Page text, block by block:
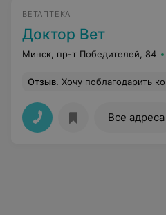
ВЕТАПТЕКА
Доктор Вет
Минск, пр-т Победителей, 84
Отзыв. Хочу поблагодарить консультантов магазина
Все адреса